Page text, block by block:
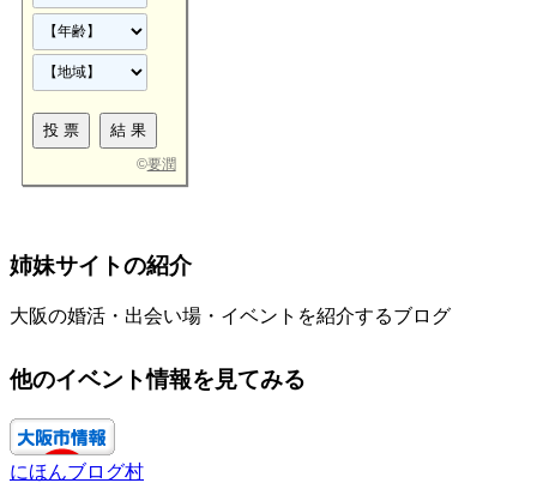
©要潤
姉妹サイトの紹介
大阪の婚活・出会い場・イベントを紹介するブログ
他のイベント情報を見てみる
にほんブログ村